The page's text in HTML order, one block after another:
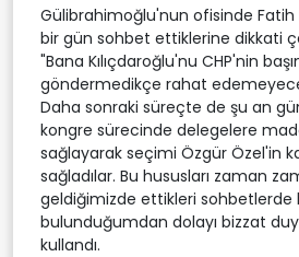
Gülibrahimoğlu'nun ofisinde Fatih
bir gün sohbet ettiklerine dikkati
"Bana Kılıçdaroğlu'nu CHP'nin
göndermedikçe rahat
Daha sonraki süreçte de şu an
kongre sürecinde delegelere
sağlayarak seçimi Özgür Özel'in
sağladılar. Bu hususları zaman
geldiğimizde ettikleri sohbetlerde
bulunduğumdan dolayı bizzat
kullandı.